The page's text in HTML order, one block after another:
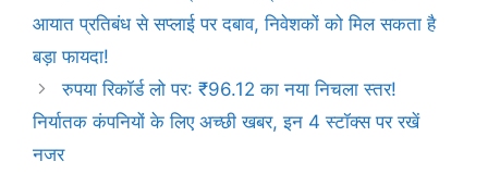
आयात प्रतिबंध से सप्लाई पर दबाव, निवेशकों को मिल सकता है
बड़ा फायदा!
रुपया रिकॉर्ड लो पर: ₹96.12 का नया निचला स्तर!
निर्यातक कंपनियों के लिए अच्छी खबर, इन 4 स्टॉक्स पर रखें
नजर